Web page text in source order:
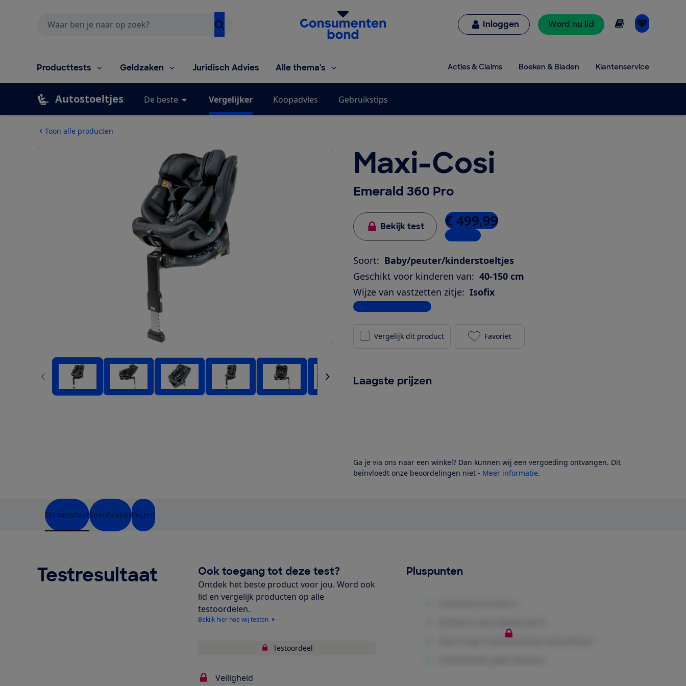
Homepage van de Consumentenbond
Inloggen Word nu lid Online lezen
Producttests Geldzaken Juridisch Advies Alle thema's Acties & Claims Boeken & Bladen Klantenservice
Autostoeltjes De beste Vergelijker Koopadvies Gebruikstips
Toon alle producten
Maxi-Cosi
Emerald 360 Pro
Bekijk test € 499,99
2 winkels
Soort: Baby/peuter/kinderstoeltjes
Geschikt voor kinderen van: 40-150 cm
Wijze van vastzetten zitje: Isofix
Bekijk alle specificaties
Vergelijk dit product Maxi-Cosi Emerald 360 Pro toevoegen aan je
Favoriet
Laagste prijzen
Ga je via ons naar een winkel? Dan kunnen wij een vergoeding ontvangen. Dit
beïnvloedt onze beoordelingen niet - Meer informatie.
TestresultaatSpecificatiesPrijzen
Testresultaat Ook toegang tot deze test?
Ontdek het beste product voor jou. Word ook
lid en vergelijk producten op alle
testoordelen.
Bekijk hier hoe wij testen
Testoordeel
Veiligheid
Pluspunten